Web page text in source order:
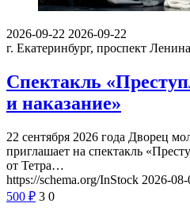
2026-09-22 2026-09-22
г. Екатеринбург, проспект
Спектакль
и наказание»
22 сентября 2026 года Дворец
приглашает на спектакль
от Тетра…
https://schema.org/InStock 2026-
500 ₽ 3 0